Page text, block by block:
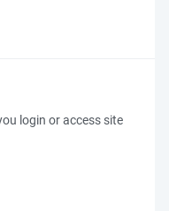
login or access site